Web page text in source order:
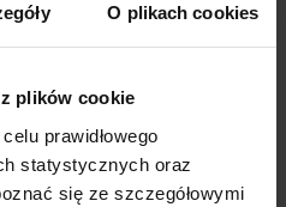
O plikach cookies
plików cookie
prawidłowego
statystycznych oraz
się ze szczegółowymi